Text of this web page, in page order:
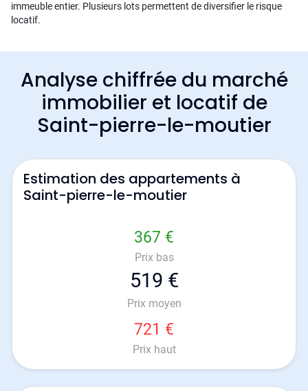
immeuble entier. Plusieurs lots permettent de diversifier le risque
locatif.
Analyse chiffrée du marché
immobilier et locatif de
Saint-pierre-le-moutier
Estimation des appartements à
Saint-pierre-le-moutier
367 €
Prix bas
519 €
Prix moyen
721 €
Prix haut